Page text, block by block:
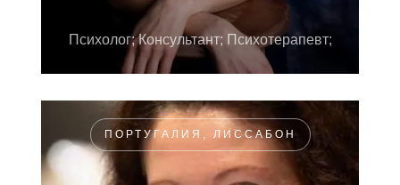
Психолог; Консультант; Психотерапевт;
ПОРТУГАЛИЯ, ЛИССАБОН